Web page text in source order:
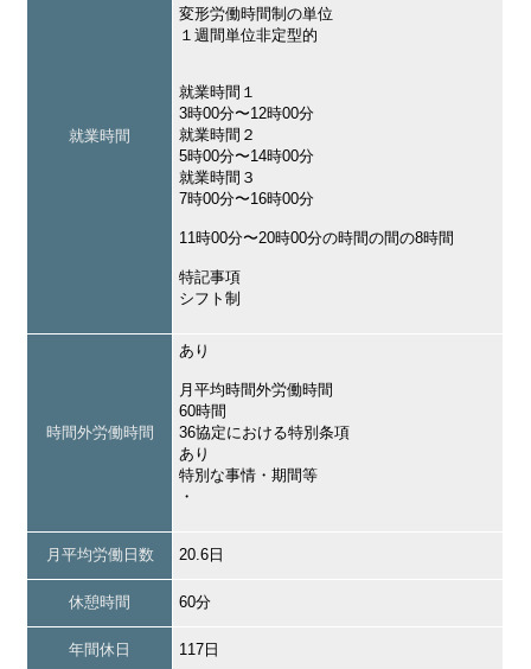
就業時間
変形労働時間制の単位
１週間単位非定型的
就業時間１
3時00分〜12時00分
就業時間２
5時00分〜14時00分
就業時間３
7時00分〜16時00分
11時00分〜20時00分の時間の間の8時間
特記事項
シフト制
時間外労働時間
あり
月平均時間外労働時間
60時間
36協定における特別条項
あり
特別な事情・期間等
・
月平均労働日数 20.6日
休憩時間 60分
年間休日 117日